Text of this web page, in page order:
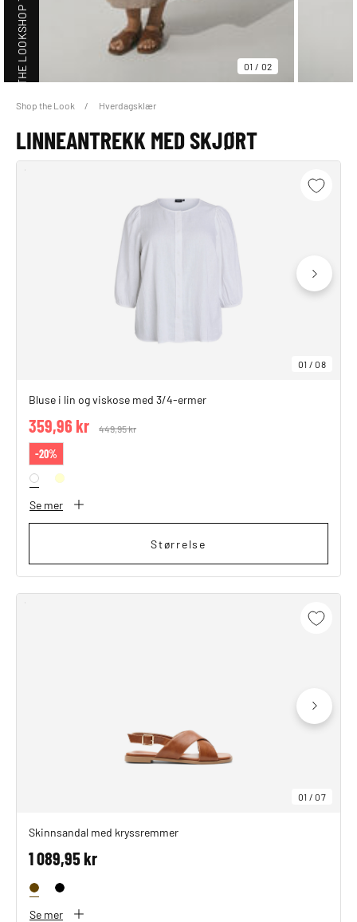
01 / 02
SHOP THE LOOK
SHOP THE LOOK
Shop the Look Hverdagsklær
LINNEANTREKK MED SKJØRT
01 /08
Bluse i lin og viskose med 3/4-ermer
Price reduced from
449,95 kr
359,96 kr
-20%
Se mer
Størrelse
01 /07
Skinnsandal med kryssremmer
1 089,95 kr
Se mer